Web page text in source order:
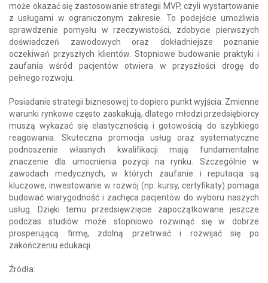
może okazać się zastosowanie strategii MVP, czyli wystartowanie
z usługami w ograniczonym zakresie. To podejście umożliwia
sprawdzenie pomysłu w rzeczywistości, zdobycie pierwszych
doświadczeń zawodowych oraz dokładniejsze poznanie
oczekiwań przyszłych klientów. Stopniowe budowanie praktyki i
zaufania wśród pacjentów otwiera w przyszłości drogę do
pełnego rozwoju.
Posiadanie strategii biznesowej to dopiero punkt wyjścia. Zmienne
warunki rynkowe często zaskakują, dlatego młodzi przedsiębiorcy
muszą wykazać się elastycznością i gotowością do szybkiego
reagowania. Skuteczna promocja usług oraz systematyczne
podnoszenie własnych kwalifikacji mają fundamentalne
znaczenie dla umocnienia pozycji na rynku. Szczególnie w
zawodach medycznych, w których zaufanie i reputacja są
kluczowe, inwestowanie w rozwój (np. kursy, certyfikaty) pomaga
budować wiarygodność i zachęca pacjentów do wyboru naszych
usług. Dzięki temu przedsięwzięcie zapoczątkowane jeszcze
podczas studiów może stopniowo rozwinąć się w dobrze
prosperującą firmę, zdolną przetrwać i rozwijać się po
zakończeniu edukacji.
Źródła: